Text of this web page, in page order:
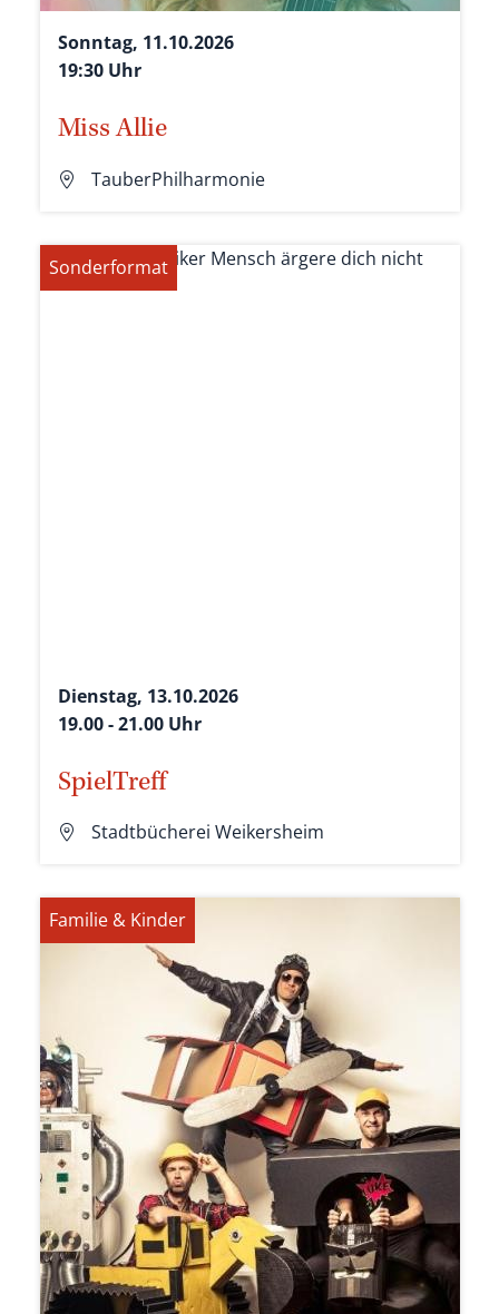
Sonntag, 11.10.2026
19:30 Uhr
Miss Allie
TauberPhilharmonie
Sonderformat
Dienstag, 13.10.2026
19.00 - 21.00 Uhr
SpielTreff
Stadtbücherei Weikersheim
Familie & Kinder